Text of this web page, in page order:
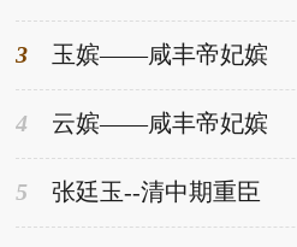
3 玉嫔——咸丰帝妃嫔
4 云嫔——咸丰帝妃嫔
5 张廷玉--清中期重臣